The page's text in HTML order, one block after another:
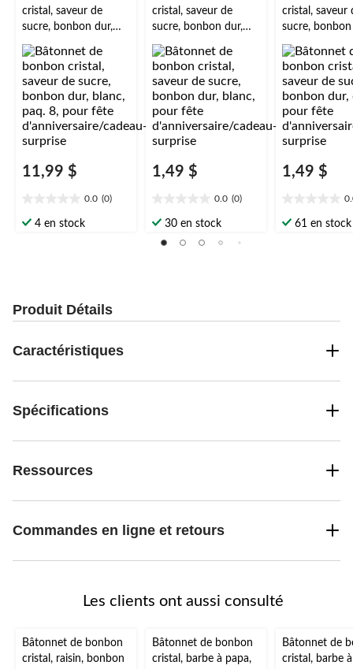
cristal, saveur de
sucre, bonbon dur,
blanc, paq. 8, pour
fête
d'anniversaire/cadeau
-surprise
11,99 $
0.0 (0)
étoile(s)
4 en stock
cristal, saveur de
sucre, bonbon dur,
blanc, pour fête
d'anniversaire/cadeau
-surprise
1,49 $
0.0 (0)
étoile(s)
30 en stock
cristal, saveur
sucre, bonbon
doré, pour
-surprise
1,49 $
étoile(s)
61 en stock
Produit Détails
Caractéristiques
Spécifications
Ressources
Commandes en ligne et retours
Les clients ont aussi consulté
Bâtonnet de bonbon
cristal, raisin, bonbon
Bâtonnet de bonbon
cristal, barbe à papa,
Bâtonnet de
cristal, barbe